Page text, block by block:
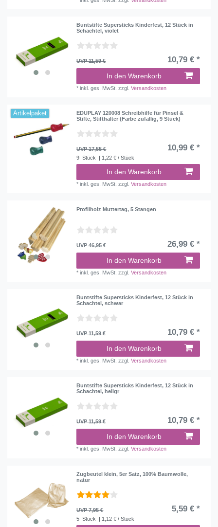
Buntstifte Supersticks Kinderfest, 12 Stück in
Schachtel, violet
UVP 11,59 € 10,79 € *
In den Warenkorb
*inkl. ges. MwSt. zzgl.Versandkosten
Artikelpaket
EDUPLAY 120008 Schreibhilfe für Pinsel &
Stifte, Stifthalter (Farbe zufällig, 9 Stück)
UVP 17,55 € 10,99 € *
9 Stück | 1,22 € / Stück
In den Warenkorb
*inkl. ges. MwSt. zzgl.Versandkosten
Profilholz Muttertag, 5 Stangen
UVP 46,95 € 26,99 € *
In den Warenkorb
*inkl. ges. MwSt. zzgl.Versandkosten
Buntstifte Supersticks Kinderfest, 12 Stück in
Schachtel, schwar
UVP 11,59 € 10,79 € *
In den Warenkorb
*inkl. ges. MwSt. zzgl.Versandkosten
Buntstifte Supersticks Kinderfest, 12 Stück in
Schachtel, hellgr
UVP 11,59 € 10,79 € *
In den Warenkorb
*inkl. ges. MwSt. zzgl.Versandkosten
Zugbeutel klein, 5er Satz, 100% Baumwolle,
natur
UVP 7,95 € 5,59 € *
5 Stück | 1,12 € / Stück